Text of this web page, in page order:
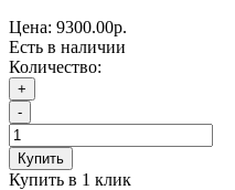
Цена: 9300.00р.
Есть в наличии
Количество:
+
-
Купить
Купить в 1 клик